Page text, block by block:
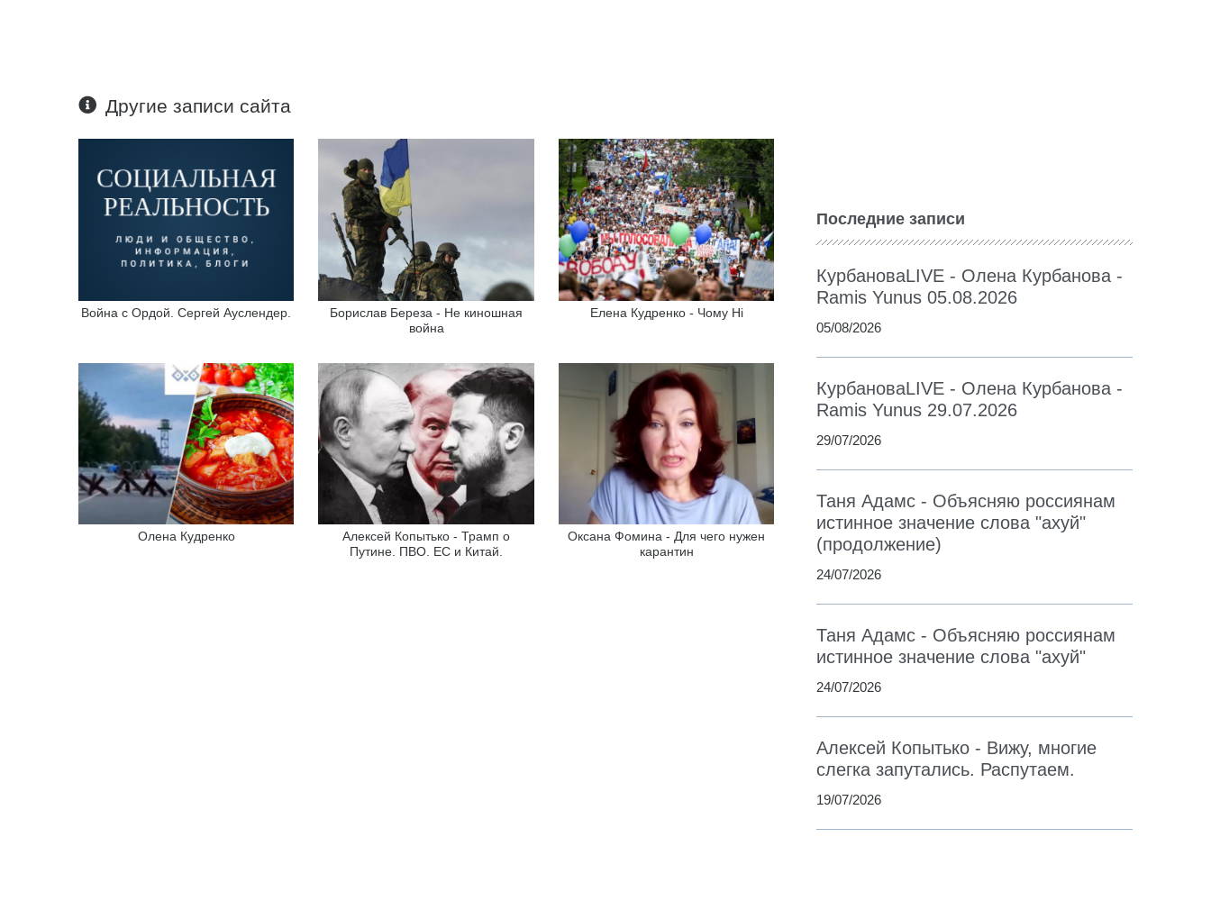
Другие записи сайта
Война с Ордой. Сергей Ауслендер.
Борислав Береза - Не киношная
война
Елена Кудренко - Чому Ні
Олена Кудренко
Алексей Копытько - Трамп о
Путине. ПВО. ЕС и Китай.
Оксана Фомина - Для чего нужен
карантин
Последние записи
КурбановаLIVE - Олена Курбанова -
Ramis Yunus 05.08.2026
05/08/2026
КурбановаLIVE - Олена Курбанова -
Ramis Yunus 29.07.2026
29/07/2026
Таня Адамс - Объясняю россиянам
истинное значение слова "ахуй"
(продолжение)
24/07/2026
Таня Адамс - Объясняю россиянам
истинное значение слова "ахуй"
24/07/2026
Алексей Копытько - Вижу, многие
слегка запутались. Распутаем.
19/07/2026